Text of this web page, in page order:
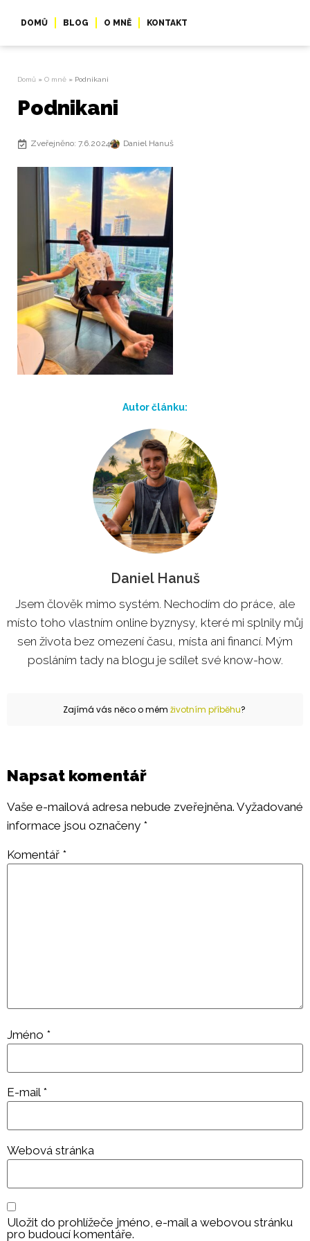
DOMŮ BLOG O MNĚ KONTAKT
Domů » O mně » Podnikani
Podnikani
Zveřejněno: 7.6.2024 Daniel Hanuš
Autor článku:
Daniel Hanuš
Jsem člověk mimo systém. Nechodím do práce, ale
místo toho vlastním online byznysy, které mi splnily můj
sen života bez omezení času, místa ani financí. Mým
posláním tady na blogu je sdílet své know-how.
Zajímá vás něco o mém životním příběhu?
Napsat komentář
Vaše e-mailová adresa nebude zveřejněna. Vyžadované
informace jsou označeny *
Komentář *
Jméno *
E-mail *
Webová stránka
Uložit do prohlížeče jméno, e-mail a webovou stránku
pro budoucí komentáře.